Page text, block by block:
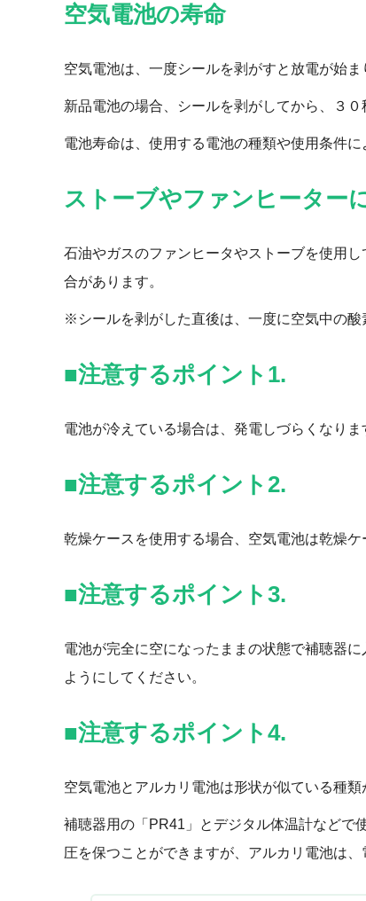
空気電池の寿命
空気電池は、一度シールを剥がすと放電が始
新品電池の場合、シールを剥がしてから、３
電池寿命は、使用する電池の種類や使用条件に
ストーブやファンヒーター
石油やガスのファンヒータやストーブを使用
合があります。
※シールを剥がした直後は、一度に空気中の
■注意するポイント1.
電池が冷えている場合は、発電しづらくなり
■注意するポイント2.
乾燥ケースを使用する場合、空気電池は乾燥
■注意するポイント3.
電池が完全に空になったままの状態で補聴器
ようにしてください。
■注意するポイント4.
空気電池とアルカリ電池は形状が似ている種類
補聴器用の「PR41」とデジタル体温計などで
圧を保つことができますが、アルカリ電池は